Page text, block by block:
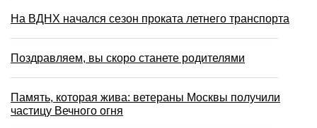
На ВДНХ начался сезон проката летнего транспорта
Поздравляем, вы скоро станете родителями
Память, которая жива: ветераны Москвы получили
частицу Вечного огня